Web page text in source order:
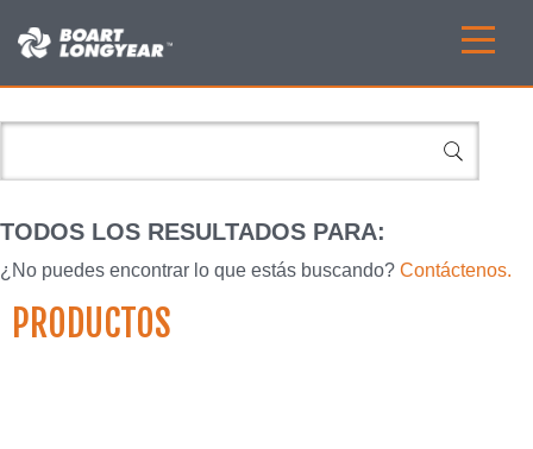
TODOS LOS RESULTADOS PARA:
¿No puedes encontrar lo que estás buscando? Contáctenos.
PRODUCTOS